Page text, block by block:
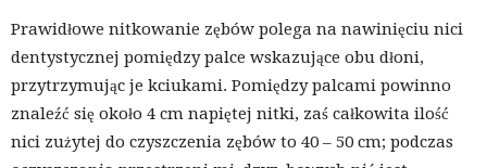
Prawidłowe nitkowanie zębów polega na nawinięciu nici
dentystycznej pomiędzy palce wskazujące obu dłoni,
przytrzymując je kciukami. Pomiędzy palcami powinno
znaleźć się około 4 cm napiętej nitki, zaś całkowita ilość
nici zużytej do czyszczenia zębów to 40 – 50 cm; podczas